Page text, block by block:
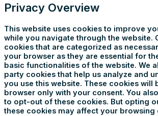
Privacy Overview
This website uses cookies to improve
while you navigate through the website.
cookies that are categorized as
your browser as they are essential for
basic functionalities of the website. We
party cookies that help us analyze and
you use this website. These cookies will
browser only with your consent. You
to opt-out of these cookies. But opting
these cookies may affect your browsing